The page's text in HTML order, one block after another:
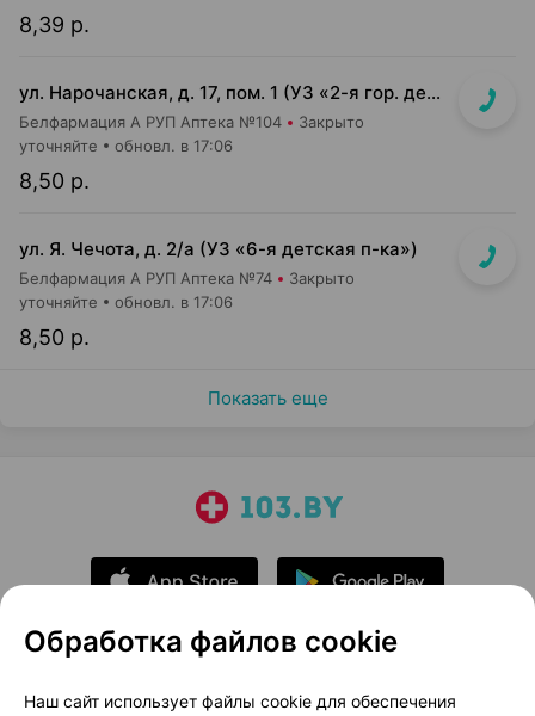
8,39 р.
ул. Нарочанская, д. 17, пом. 1 (УЗ «2-я гор. детская клиническая б-ца»)
Белфармация А РУП Аптека №104 Закрыто
8,50 р.
уточняйте обновл. в 17:06
ул. Я. Чечота, д. 2/а (УЗ «6-я детская п-ка»)
Белфармация А РУП Аптека №74 Закрыто
8,50 р.
уточняйте обновл. в 17:06
Показать еще
О проекте Новости проекта
Обработка файлов cookie
Наш сайт использует файлы cookie для обеспечения